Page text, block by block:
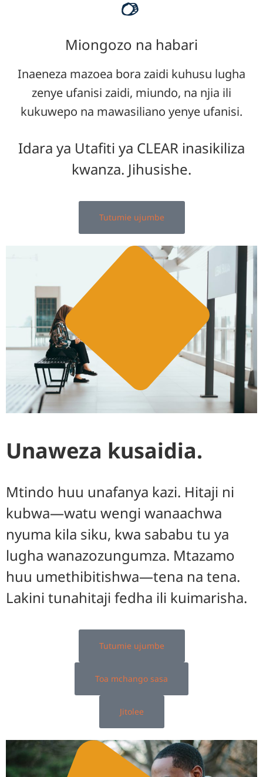
Miongozo na habari
Inaeneza mazoea bora zaidi kuhusu lugha
zenye ufanisi zaidi, miundo, na njia ili
kukuwepo na mawasiliano yenye ufanisi.
Idara ya Utafiti ya CLEAR inasikiliza
kwanza. Jihusishe.
Tutumie ujumbe
Unaweza kusaidia.
Mtindo huu unafanya kazi. Hitaji ni
kubwa—watu wengi wanaachwa
nyuma kila siku, kwa sababu tu ya
lugha wanazozungumza. Mtazamo
huu umethibitishwa—tena na tena.
Lakini tunahitaji fedha ili kuimarisha.
Tutumie ujumbe
Toa mchango sasa
Jitolee